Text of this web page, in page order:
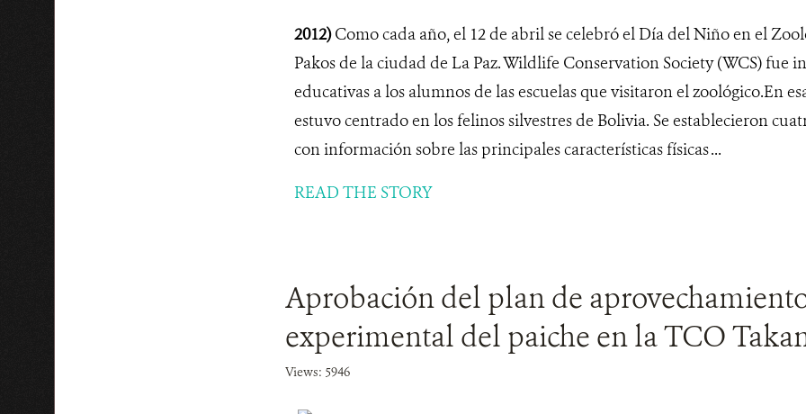
2012)Como cada año, el 12 de abril se celebró el Día del Niño en el
Pakos de la ciudad de La Paz. Wildlife Conservation Society (WCS) fue
educativas a los alumnos de las escuelas que visitaron el zoológico.En
estuvo centrado en los felinos silvestres de Bolivia. Se establecieron
con información sobre las principales características físicas ...
READ THE STORY
Aprobación del plan de
experimental del paiche en la TCO
Views: 5946